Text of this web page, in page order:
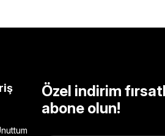
Özel indirim
abone olun!